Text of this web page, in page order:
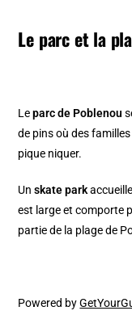
Le parc et la
Leparc de Poblenou
de pins où des
pique niquer.
Unskate park
est large et comporte
partie de la plage de
Powered by